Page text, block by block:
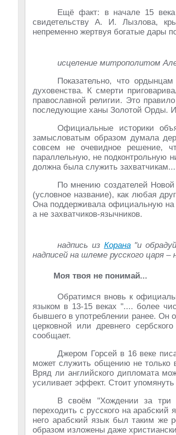
Ещё факт: в начале 15
свидетельству А. И. Лызлова,
непременно жертвуя богатые дары
исцеление митрополитом
Показательно, что
духовенства. К смерти
православной религии. Это
последующие ханы Золотой Орды.
Официальные историки
замысловатым образом думала
совсем не очевидное решение,
параллельную, не подконтрольную
должна была служить захватчикам...
По мнению создателей Новой
(условное название), как любая
Она поддерживала официальную
а не захватчиков-язычников.
надпись из Корана"и
надписей на шлеме русского царя –
Моя твоя не понимай...
Обратимся вновь к
языком в 13-15 веках ".... более
бывшего в употреблении ранее. Он
церковной или древнего
сообщает.
Джером Горсей в 16 веке
может служить общению не только
Вряд ли английского дипломата
усиливает эффект. Стоит
В своём "Хождении за три
переходить с русского на арабский
него арабский язык был таким же
образом изложены даже